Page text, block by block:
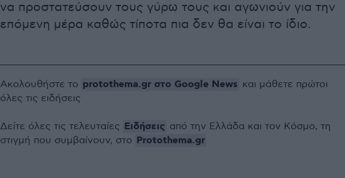
να προστατεύσουν τους γύρω τους και αγωνιούν για την
επόμενη μέρα καθώς τίποτα πια δεν θα είναι το ίδιο.
Ακολουθήστε το protothema.gr στο Google News και μάθετε πρώτοι
όλες τις ειδήσεις
Δείτε όλες τις τελευταίες Ειδήσεις από την Ελλάδα και τον Κόσμο, τη
στιγμή που συμβαίνουν, στο Protothema.gr